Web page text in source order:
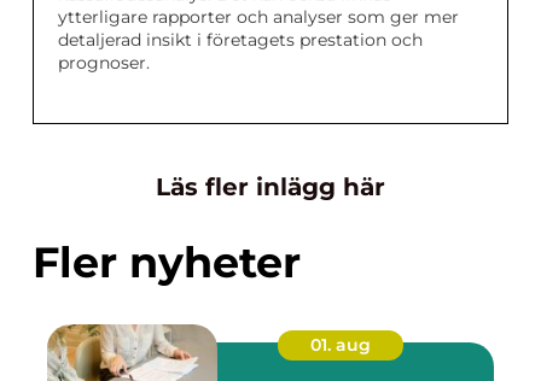
ytterligare rapporter och analyser som ger mer
detaljerad insikt i företagets prestation och
prognoser.
Läs fler inlägg här
Fler nyheter
01. aug